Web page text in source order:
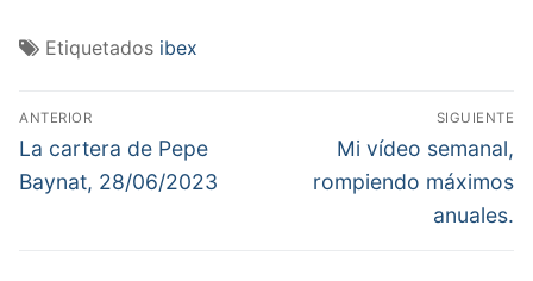
Etiquetados ibex
Navegación
de
entradas
ANTERIOR
Entrada
anterior:
La cartera de Pepe
Baynat, 28/06/2023
SIGUIENTE
Entrada
siguiente:
Mi vídeo semanal,
rompiendo máximos
anuales.